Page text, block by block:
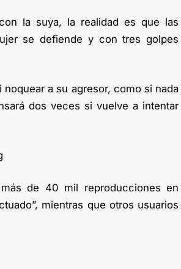
la suya, la realidad es que las
se defiende y con tres golpes
a su agresor, como si nada
dos veces si vuelve a intentar
de 40 mil reproducciones en
mientras que otros usuarios